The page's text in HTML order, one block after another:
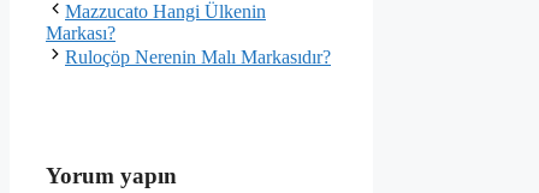
Mazzucato Hangi Ülkenin
Markası?
Ruloçöp Nerenin Malı Markasıdır?
Yorum yapın